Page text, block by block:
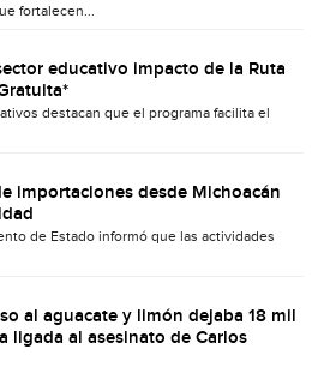
fortalecen...
educativo impacto de la Ruta
destacan que el programa facilita el
importaciones desde Michoacán
de Estado informó que las actividades
al aguacate y limón dejaba 18 mil
ligada al asesinato de Carlos